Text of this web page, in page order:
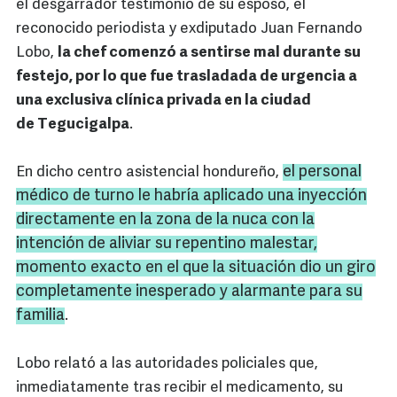
el desgarrador testimonio de su esposo, el
reconocido periodista y exdiputado Juan Fernando
Lobo, la chef comenzó a sentirse mal durante su
festejo, por lo que fue trasladada de urgencia a
una exclusiva clínica privada en la ciudad
de Tegucigalpa.
En dicho centro asistencial hondureño, el personal
médico de turno le habría aplicado una inyección
directamente en la zona de la nuca con la
intención de aliviar su repentino malestar,
momento exacto en el que la situación dio un giro
completamente inesperado y alarmante para su
familia.
Lobo relató a las autoridades policiales que,
inmediatamente tras recibir el medicamento, su